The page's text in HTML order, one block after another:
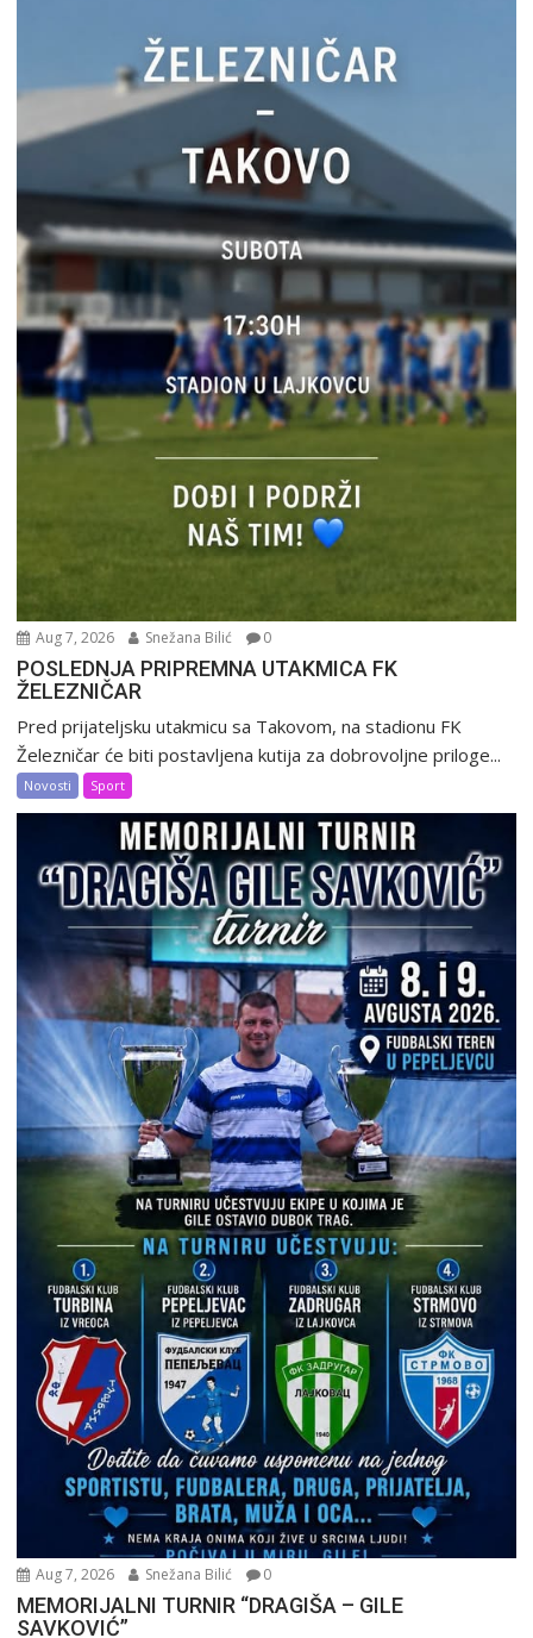
Aug 7, 2026 Snežana Bilić 0
POSLEDNJA PRIPREMNA UTAKMICA FK
ŽELEZNIČAR
Pred prijateljsku utakmicu sa Takovom, na stadionu FK
Železničar će biti postavljena kutija za dobrovoljne priloge...
Novosti Sport
Aug 7, 2026 Snežana Bilić 0
MEMORIJALNI TURNIR “DRAGIŠA – GILE
SAVKOVIĆ”